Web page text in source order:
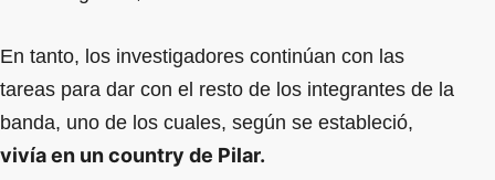
En tanto, los investigadores continúan con las
tareas para dar con el resto de los integrantes de la
banda, uno de los cuales, según se estableció,
vivía en un country de Pilar.